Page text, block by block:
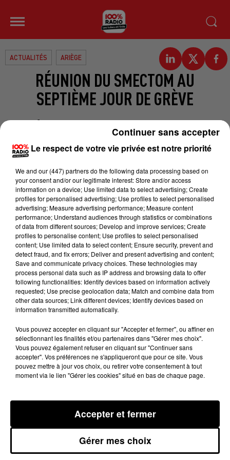
ACTUALITÉS ARIÈGE
RÉUNION DU SMECTOM AU
SEPTIÈME JOUR DE GRÈVE
La grève continue au Smectom, le
syndicat mixte gère la collecte et le
traitement des déchets sur une
partie de l’Ariège. Les syndicats
appellent à un rassemblement à 19
heures, aujourd’hui, devant la salle
des fêtes de Varilhes. Moment où se
tient le conseil syndical du
Smectom, composé d’élus des
communes adhérentes. La suite du
mouvement dépendra, à n’en pas
douter, des décisions prises ce soir.
BV
Publié : 22 octobre 2014 à 8h26
MENTIONS LÉGALES
Le respect de votre vie privée est notre priorité
We and our (447) partnersdo the following data processing based on
your consent and/or our legitimate interest: Store and/or access
information on a device; Use limited data to select advertising; Create
profiles for personalised advertising; Use profiles to select personalised
advertising; Measure advertising performance; Measure content
performance; Understand audiences through statistics or combinations
of data from different sources; Develop and improve services; Create
profiles to personalise content; Use profiles to select personalised
content; Use limited data to select content; Ensure security, prevent and
detect fraud, and fix errors; Deliver and present advertising and content;
Save and communicate privacy choices. These technologies may
process personal data such as IP address and browsing data to offer
following functionalities: Identify devices based on information actively
requested; Use precise geolocation data; Match and combine data from
other data sources; Link different devices; Identify devices based on
information transmitted automatically.
Vous pouvez accepter en cliquant sur "Accepter et fermer", ou affiner en
sélectionnant les finalités et/ou partenaires dans "Gérer mes choix".
Vous pouvez également refuser en cliquant sur "Continuer sans
accepter". Vos préférences ne s'appliqueront que pour ce site. Vous
pouvez mettre à jour vos choix, ou retirer votre consentement à tout
moment via le lien "Gérer les cookies" situé en bas de chaque page.
Gérer mes choix
Accepter et fermer
Continuer sans accepter